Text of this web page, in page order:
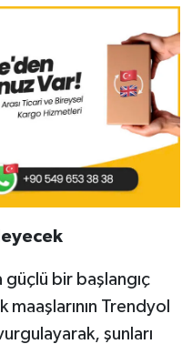
güçlü bir başlangıç
Trendyol
şunları